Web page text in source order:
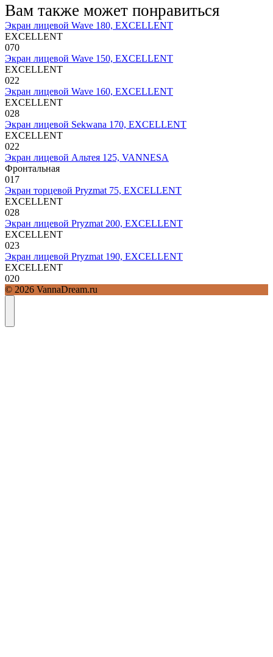
Вам также может понравиться
Экран лицевой Wave 180, EXCELLENT
EXCELLENT
070
Экран лицевой Wave 150, EXCELLENT
EXCELLENT
022
Экран лицевой Wave 160, EXCELLENT
EXCELLENT
028
Экран лицевой Sekwana 170, EXCELLENT
EXCELLENT
022
Экран лицевой Альтея 125, VANNESA
Фронтальная
017
Экран торцевой Pryzmat 75, EXCELLENT
EXCELLENT
028
Экран лицевой Pryzmat 200, EXCELLENT
EXCELLENT
023
Экран лицевой Pryzmat 190, EXCELLENT
EXCELLENT
020
© 2026 VannaDream.ru